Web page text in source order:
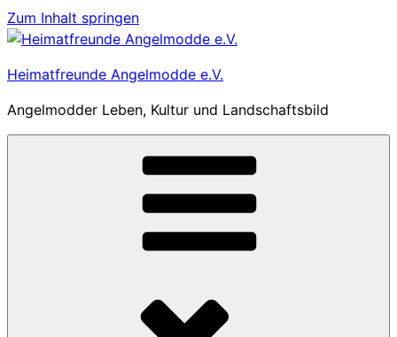
Zum Inhalt springen
Heimatfreunde Angelmodde e.V.
Angelmodder Leben, Kultur und Landschaftsbild